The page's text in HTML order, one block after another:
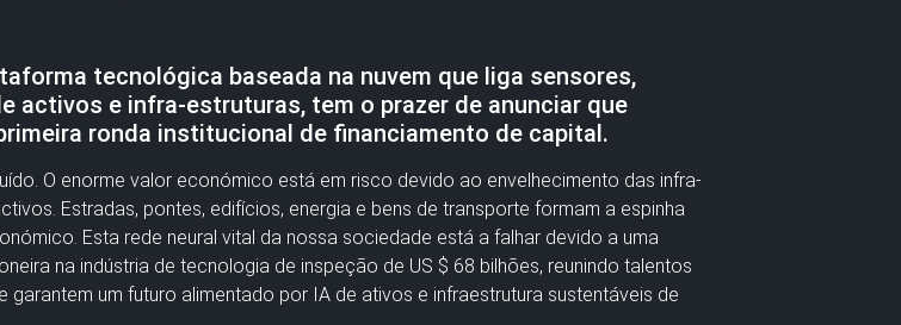
tecnológica baseada na nuvem que liga sensores,
activos e infra-estruturas, tem o prazer de anunciar que
ronda institucional de financiamento de capital.
O enorme valor económico está em risco devido ao envelhecimento das infra-
Estradas, pontes, edifícios, energia e bens de transporte formam a espinha
Esta rede neural vital da nossa sociedade está a falhar devido a uma
na indústria de tecnologia de inspeção de US $ 68 bilhões, reunindo talentos
um futuro alimentado por IA de ativos e infraestrutura sustentáveis de